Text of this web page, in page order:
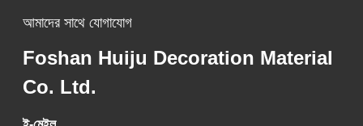
আমাদের সাথে যোগাযোগ
Foshan Huiju Decoration Material
Co. Ltd.